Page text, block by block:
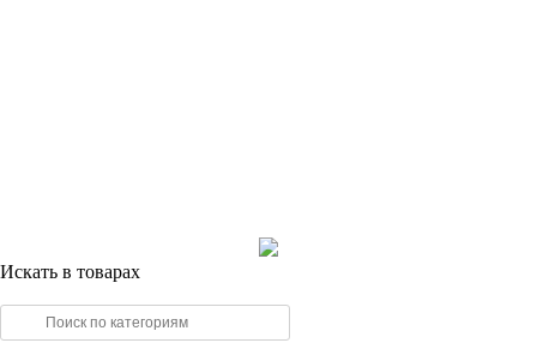
Искать в товарах